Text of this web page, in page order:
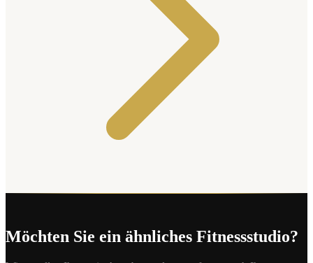
Möchten Sie ein ähnliches Fitnessstudio?